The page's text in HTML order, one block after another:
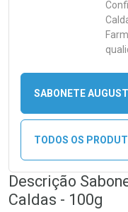
SABONETE
TODOS OS
Descrição
Caldas - 100g